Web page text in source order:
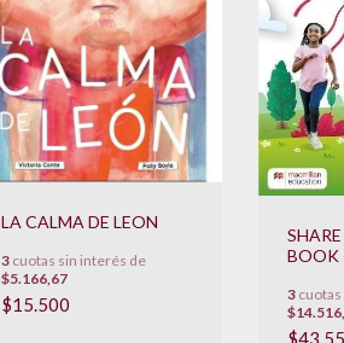
LA CALMA DE LEON
3cuotas sin interés de
$5.166,67
$15.500
BOOK
2022**
3